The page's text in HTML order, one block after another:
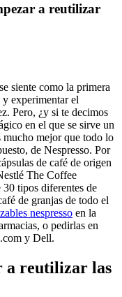
a reutilizar
siente como la primera
y experimentar el
Pero, ¿y si te decimos
en el que se sirve un
mucho mejor que todo lo
de Nespresso. Por
de café de origen
The Coffee
tipos diferentes de
de granjas de todo el
nespresso en la
o pedirlas en
y Dell.
a reutilizar las